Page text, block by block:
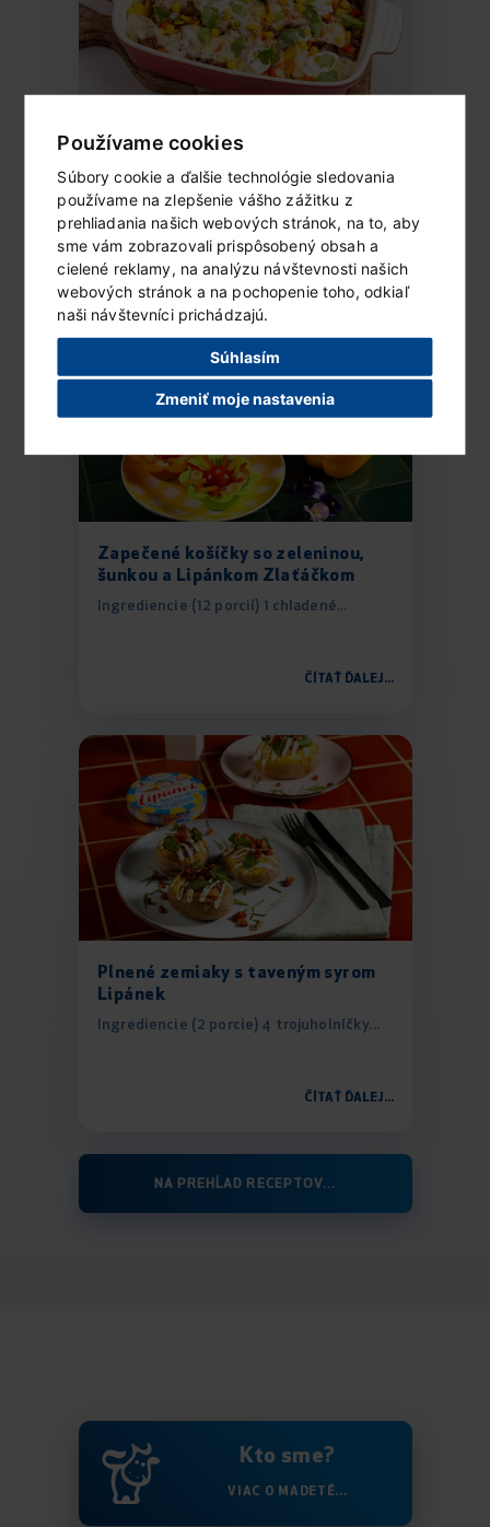
Používame cookies
Súbory cookie a ďalšie technológie sledovania
používame na zlepšenie vášho zážitku z
prehliadania našich webových stránok, na to, aby
sme vám zobrazovali prispôsobený obsah a
cielené reklamy, na analýzu návštevnosti našich
webových stránok a na pochopenie toho, odkiaľ
naši návštevníci prichádzajú.
Súhlasím
Zmeniť moje nastavenia
Zapečené nachos
Lipánek 100 g slaných tortilla...
ČÍTAŤ ĎALEJ...
Zapečené košíčky so zeleninou,
šunkou a Lipánkom Zlaťáčkom
Ingrediencie (12 porcií) 1 chladené...
ČÍTAŤ ĎALEJ...
Plnené zemiaky s taveným syrom
Lipánek
Ingrediencie (2 porcie) 4 trojuholníčky...
ČÍTAŤ ĎALEJ...
NA PREHĹAD RECEPTOV...
Kto sme?
VIAC O MADETĚ...